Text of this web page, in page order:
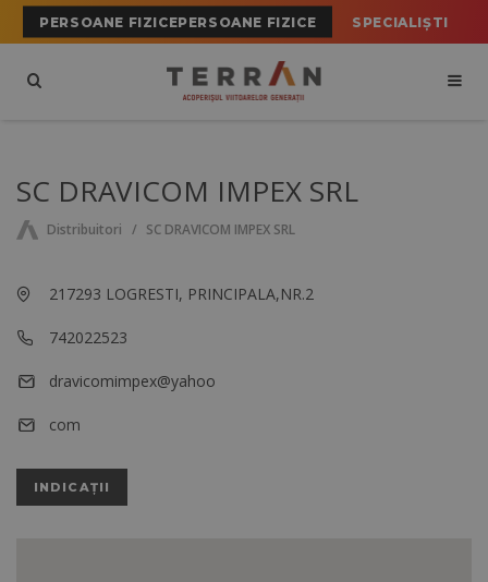
PERSOANE FIZICEPERSOANE FIZICE SPECIALIȘTI
SC DRAVICOM IMPEX SRL
Distribuitori SC DRAVICOM IMPEX SRL
217293 LOGRESTI, PRINCIPALA,NR.2
742022523
dravicomimpex@yahoo
com
INDICAȚII